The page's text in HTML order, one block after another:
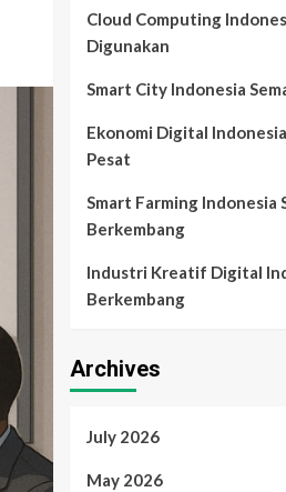
Cloud Computing
Digunakan
Smart City Indonesia
Ekonomi Digital
Pesat
Smart Farming Indonesia
Berkembang
Industri Kreatif Digital
Berkembang
Archives
July 2026
May 2026